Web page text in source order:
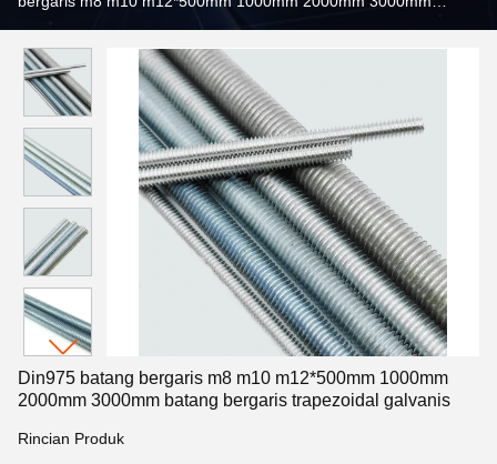
Din975 batang bergaris m8 m10 m12*500mm 1000mm
2000mm 3000mm batang bergaris trapezoidal galvanis
Rincian Produk